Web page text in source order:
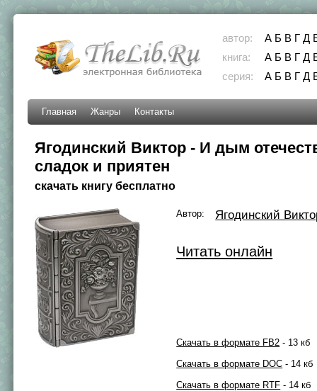
автор: А Б В Г Д
книга:
А Б В Г Д
серия:
А Б В Г Д
Главная Жанры Контакты
Ягодинский Виктор - И дым
сладок и приятен
скачать книгу бесплатно
Автор: Ягодинский
Читать онлайн
Скачать в формате FB2 - 13 кб
Скачать в формате DOC - 14 кб
Скачать в формате RTF - 14 кб